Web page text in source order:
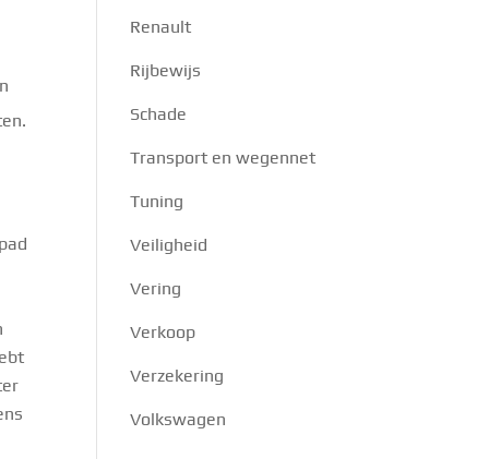
Renault
Rijbewijs
Schade
Transport en wegennet
Tuning
Veiligheid
Vering
Verkoop
Verzekering
Volkswagen